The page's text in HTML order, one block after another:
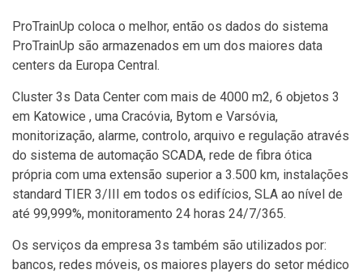
ProTrainUp coloca o melhor, então os dados do sistema
ProTrainUp são armazenados em um dos maiores data
centers da Europa Central.
Cluster 3s Data Center com mais de 4000 m2, 6 objetos 3
em Katowice , uma Cracóvia, Bytom e Varsóvia,
monitorização, alarme, controlo, arquivo e regulação através
do sistema de automação SCADA, rede de fibra ótica
própria com uma extensão superior a 3.500 km, instalações
standard TIER 3/III em todos os edifícios, SLA ao nível de
até 99,999%, monitoramento 24 horas 24/7/365.
Os serviços da empresa 3s também são utilizados por:
bancos, redes móveis, os maiores players do setor médico